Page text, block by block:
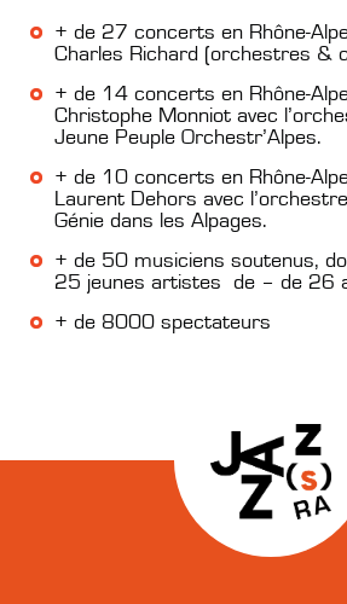
+ de 27 concerts en Rhône-
Charles Richard (orchestres &
+ de 14 concerts en Rhône-
Christophe Monniot avec
Jeune Peuple Orchestr’Alpes.
+ de 10 concerts en Rhône-
Laurent Dehors avec
Génie dans les Alpages.
+ de 50 musiciens soutenus,
25 jeunes artistes de – de 26
+ de 8000 spectateurs